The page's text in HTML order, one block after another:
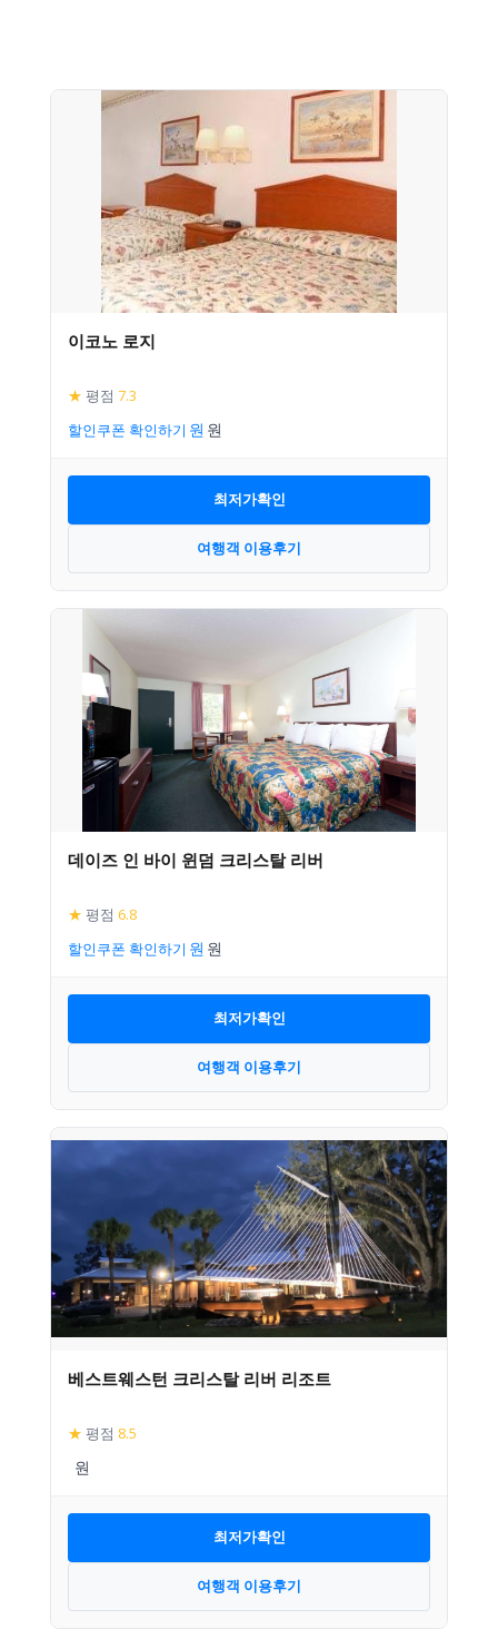
이코노 로지
★ 평점 7.3
할인쿠폰 확인하기
최저가확인
여행객 이용후기
데이즈 인 바이 윈덤 크리스탈 리버
★ 평점 6.8
할인쿠폰 확인하기
최저가확인
여행객 이용후기
베스트웨스턴 크리스탈 리버 리조트
★ 평점 8.5
최저가확인
여행객 이용후기